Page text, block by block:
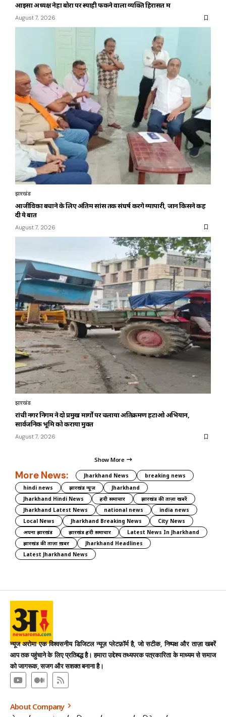
आइसा अध्यक्ष नेहा बोरा पर स्याही फेंकने वाला व्यक्ति हिरासत में
August 7, 2026
झारखंड
आजीविका बचाने के लिए अंतिम सांस तक संघर्ष करेंगे व्यापारी, जानें किसने कह
दी ये बात
August 7, 2026
झारखंड
रांची नगर निगम ने दो प्रमुख मार्गों पर चलाया अतिक्रमण हटाओ अभियान,
सार्वजनिक भूमि को कराया मुक्त
August 7, 2026
Show More
More News: Jharkhand News
breaking news
hindi news
झारखंड न्यूज़
Jharkhand
Jharkhand Hindi News
हिंदी समाचार
झारखंड की ताज़ा खबरें
Jharkhand Latest News
national news
india news
Local News
Jharkhand Breaking News
City News
अपना झारखंड
झारखंड हिंदी समाचार
Latest News In Jharkhand
झारखंड की ताज़ा ख़बर
Jharkhand Headlines
Latest Jharkhand News
न्यूज अरोमा एक विश्वसनीय डिजिटल न्यूज़ प्लेटफ़ॉर्म है, जो सटीक, निष्पक्ष और ताज़ा खबरें
आप तक पहुंचाने के लिए प्रतिबद्ध है। हमारा उद्देश्य तथ्यपरक पत्रकारिता के माध्यम से समाज
को जागरूक, सजग और सशक्त बनाना है।
About Company